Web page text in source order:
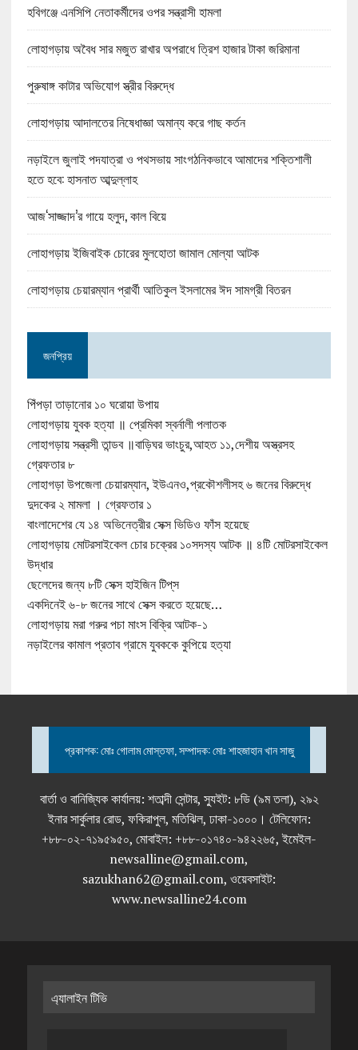
হবিগঞ্জে এনসিপি নেতাকর্মীদের ওপর সন্ত্রাসী হামলা
লোহাগড়ায় অবৈধ সার মজুত রাখার অপরাধে ত্রিশ হাজার টাকা জরিমানা
পুরুষাঙ্গ কাটার অভিযোগ স্ত্রীর বিরুদ্ধে
লোহাগড়ায় আদালতের নিষেধাজ্ঞা অমান্য করে গাছ কর্তন
নড়াইলে জুলাই পদযাত্রা ও পথসভায় সাংগঠনিকভাবে আমাদের শক্তিশালী
হতে হবে: হাসনাত আব্দুল্লাহ
আজ‘সাজ্জাদ’র গায়ে হলুদ, কাল বিয়ে
লোহাগড়ায় ইজিবাইক চোরের মুলহোতা জামাল মোল্যা আটক
লোহাগড়ায় চেয়ারম্যান প্রার্থী আতিকুল ইসলামের ঈদ সামগ্রী বিতরন
জনপ্রিয়
পিঁপড়া তাড়ানোর ১০ ঘরোয়া উপায়
লোহাগড়ায় যুবক হত্যা ॥ প্রেমিকা স্বর্নালী পলাতক
লোহাগড়ায় সন্ত্রসী তান্ডব ॥বাড়িঘর ভাংচুর,আহত ১১,দেশীয় অস্ত্রসহ
গ্রেফতার ৮
লোহাগড়া উপজেলা চেয়ারম্যান, ইউএনও,প্রকৌশলীসহ ৬ জনের বিরুদ্ধে
দুদকের ২ মামলা । গ্রেফতার ১
বাংলাদেশের যে ১৪ অভিনেত্রীর সেক্স ভিডিও ফাঁস হয়েছে
লোহাগড়ায় মোটরসাইকেল চোর চক্রের ১০সদস্য আটক ॥ ৪টি মোটরসাইকেল
উদ্ধার
ছেলেদের জন্য ৮টি সেক্স হাইজিন টিপ্‌স
একদিনেই ৬-৮ জনের সাথে সেক্স করতে হয়েছে…
লোহাগড়ায় মরা গরুর পচা মাংস বিক্রি আটক-১
নড়াইলের কামাল প্রতাব গ্রামে যুবককে কুপিয়ে হত্যা
প্রকাশক: মোঃ গোলাম মোস্তফা, সম্পাদক: মোঃ শাহজাহান খান সাজু
বার্তা ও বানিজ্যিক কার্যালয়: শতাব্দী সেন্টার, স্যুইট: ৮ডি (৯ম তলা), ২৯২
ইনার সার্কুলার রোড, ফকিরাপুল, মতিঝিল, ঢাকা-১০০০। টেলিফোন:
+৮৮-০২-৭১৯৫৯৫০, মোবাইল: +৮৮-০১৭৪০-৯৪২২৬৫, ইমেইল-
newsalline@gmail.com,
sazukhan62@gmail.com, ওয়েবসাইট:
www.newsalline24.com
এ্যালাইন টিভি